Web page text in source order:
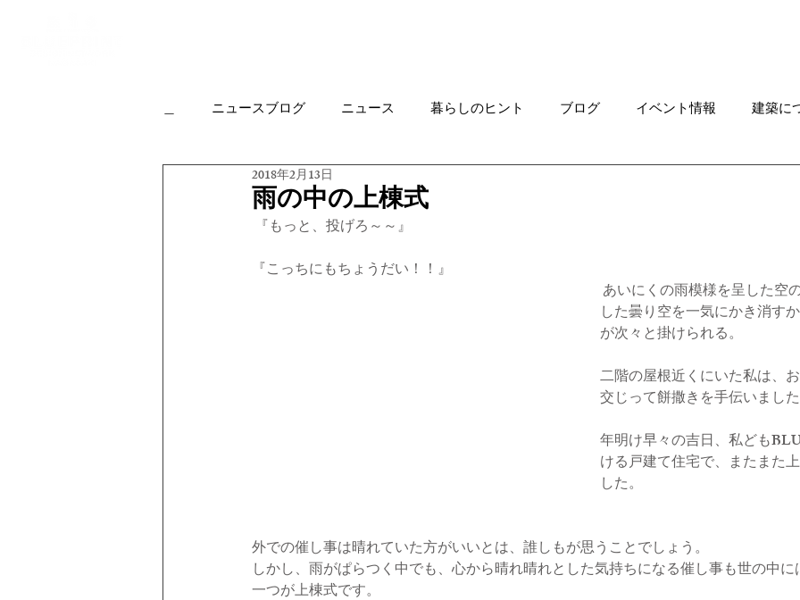
＿ ニュースブログ ニュース 暮らしのヒント ブログ イベント情報 建築に
カフェについて 実績作品 求人情報
貝津の森の家 NEWS カ
雨の中の上棟式
2018年2月13日
『もっと、投げろ～～』
『こっちにもちょうだい！！』
した曇り空を一気にかき消す
が次々と掛けられる。
二階の屋根近くにいた私は、
交じって餅撒きを手伝いました
年明け早々の吉日、私ども
ける戸建て住宅で、またまた
した。
外での催し事は晴れていた方がいいとは、誰しもが思うことでしょう。
しかし、雨がぱらつく中でも、心から晴れ晴れとした気持ちになる催し事も世の中
一つが上棟式です。